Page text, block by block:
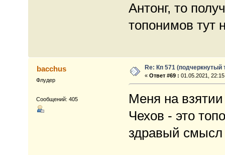
Антонг, то
топонимов тут
bacchus
Флудер
Сообщений: 405
Re: Кп 571 (подчеркнутый
«Ответ #69 : 01.05.2021,
Меня на
Чехов - это
здравый смысл